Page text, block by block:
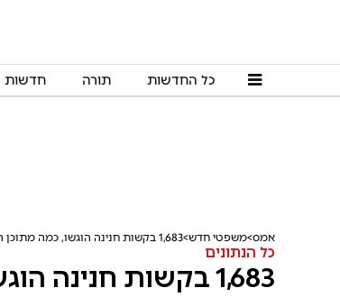
כל החדשות תורה חדשות
אמס משפטי חדש 1,683 בקשות חנינה הוגשו, כמה מתוכן התקבלו?
כל הנתונים
1,683 בקשות חנינה הוגשו, כמה מתוכן התקבלו?